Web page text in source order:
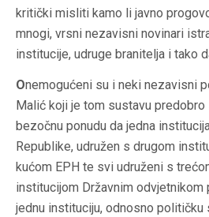
kritički misliti kamo li javno
mnogi, vrsni nezavisni novinari
institucije, udruge branitelja i tako
Onemogućeni su i neki nezavisni
Malić koji je tom sustavu
bezočnu ponudu da jedna
Republike, udružen s drugom
kućom EPH te svi udruženi s
institucijom Državnim odvjetnikom
jednu instituciju, odnosno političku